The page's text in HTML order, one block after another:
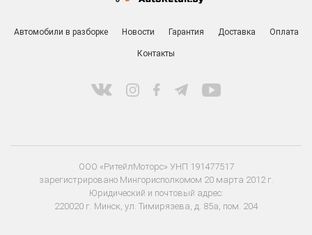
Автомобили в разборке Новости Гарантия Доставка Оплата
Контакты
ООО «РитейлМоторс» УНП 191477517
зарегистрировано Мингорисполкомом 20 марта 2012 г.
Юридический и почтовый адрес:
220020 г. Минск, ул. Тимирязева, д. 85а, пом. 204